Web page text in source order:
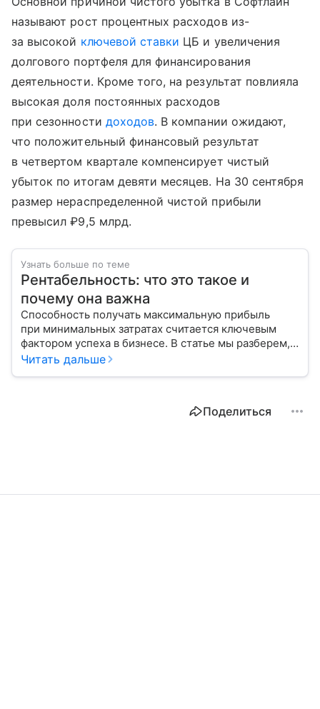
называют рост процентных расходов из-
за высокой ключевой ставки ЦБ и увеличения
долгового портфеля для финансирования
деятельности. Кроме того, на результат повлияла
высокая доля постоянных расходов
при сезонности доходов. В компании ожидают,
что положительный финансовый результат
в четвертом квартале компенсирует чистый
убыток по итогам девяти месяцев. На 30 сентября
размер нераспределенной чистой прибыли
превысил ₽9,5 млрд.
Узнать больше по теме
Рентабельность: что это такое и
почему она важна
Способность получать максимальную прибыль
при минимальных затратах считается ключевым
фактором успеха в бизнесе. В статье мы разберем,
как рассчитывается рентабельность и какие
Читать дальше
Поделиться